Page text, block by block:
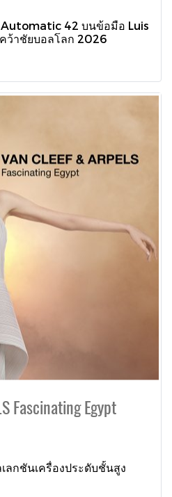
42 บนข้อมือ Luis
ว้าชัยบอลโลก 2026
Fascinating Egypt
ลกชันเครื่องประดับชั้นสูง